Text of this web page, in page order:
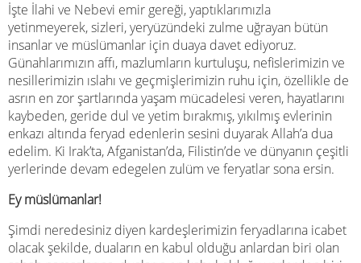
İşte İlahi ve Nebevi emir gereği, yaptıklarımızla
yetinmeyerek, sizleri, yeryüzündeki zulme uğrayan bütün
insanlar ve müslümanlar için duaya davet ediyoruz.
Günahlarımızın affı, mazlumların kurtuluşu, nefislerimizin ve
nesillerimizin ıslahı ve geçmişlerimizin ruhu için, özellikle de
asrın en zor şartlarında yaşam mücadelesi veren, hayatlarını
kaybeden, geride dul ve yetim bırakmış, yıkılmış evlerinin
enkazı altında feryad edenlerin sesini duyarak Allah’a dua
edelim. Ki Irak’ta, Afganistan’da, Filistin’de ve dünyanın çeşitli
yerlerinde devam edegelen zulüm ve feryatlar sona ersin.
Ey müslümanlar!
Şimdi neredesiniz diyen kardeşlerimizin feryadlarına icabet
olacak şekilde, duaların en kabul olduğu anlardan biri olan